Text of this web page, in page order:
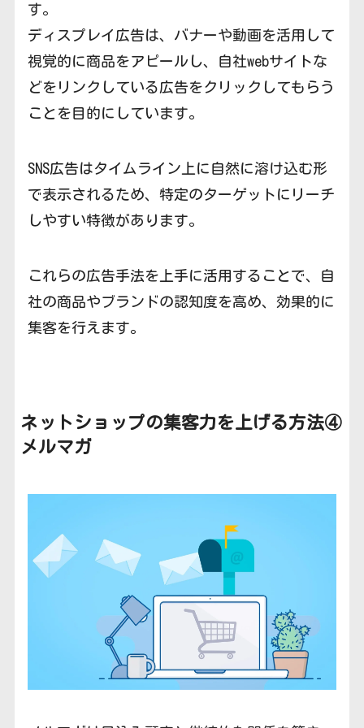
す。
ディスプレイ広告は、バナーや動画を活用して
視覚的に商品をアピールし、自社webサイトな
どをリンクしている広告をクリックしてもらう
ことを目的にしています。
SNS広告はタイムライン上に自然に溶け込む形
で表示されるため、特定のターゲットにリーチ
しやすい特徴があります。
これらの広告手法を上手に活用することで、自
社の商品やブランドの認知度を高め、効果的に
集客を行えます。
ネットショップの集客力を上げる方法④
メルマガ